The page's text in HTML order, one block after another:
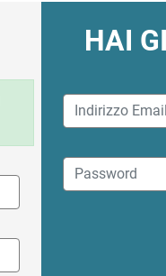
HAI